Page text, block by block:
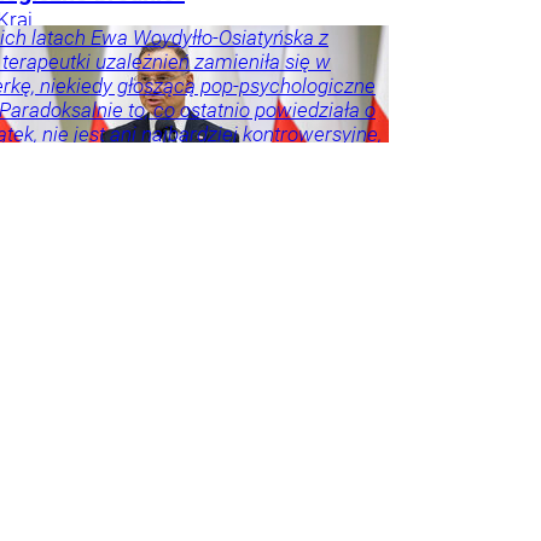
latach Ewa Woydyłło-Osiatyńska z
uzależnień zamieniła się w
niekiedy głoszącą pop-psychologiczne
to, co ostatnio powiedziała o
nie jest ani najbardziej kontrowersyjne,